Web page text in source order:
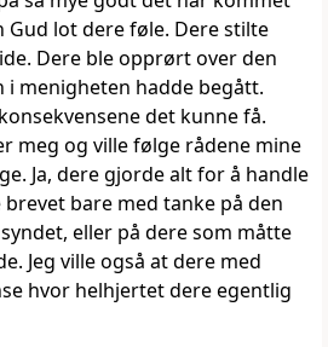
Gud lot dere føle. Dere stilte
Dere ble opprørt over den
i menigheten hadde begått.
det kunne få.
meg og ville følge rådene mine
Ja, dere gjorde alt for å handle
brevet bare med tanke på den
eller på dere som måtte
Jeg ville også at dere med
hvor helhjertet dere egentlig